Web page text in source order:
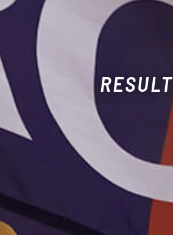
RESULT